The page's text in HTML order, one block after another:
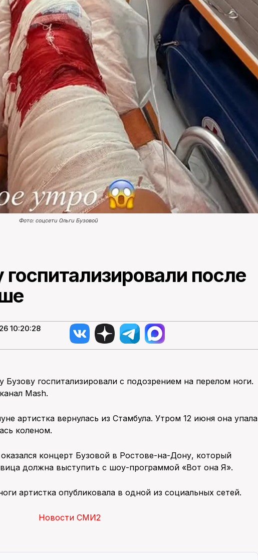
Фото: соцсети Ольги Бузовой
госпитализировали после
10:20:28
госпитализировали с подозрением на перелом ноги.
Mash.
артистка вернулась из Стамбула. Утром 12 июня она упала
коленом.
концерт Бузовой в Ростове-на-Дону, который
должна выступить с шоу-программой «Вот она Я».
артистка опубликовала в одной из социальных сетей.
Новости СМИ2